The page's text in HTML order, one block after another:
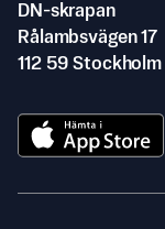
DN-skrapan
Rålambsvägen 17
112 59 Stockholm